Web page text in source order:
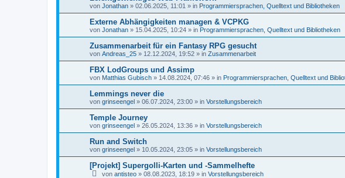
e
von Jonathan » 02.06.2025, 11:01 » in Programmiersprachen, Quelltext und Bibliotheken
Externe Abhängigkeiten managen & VCPKG
von Jonathan » 15.04.2025, 10:24 » in Programmiersprachen, Quelltext und Bibliotheken
Zusammenarbeit für ein Fantasy RPG gesucht
von Andreas_25 » 12.12.2024, 19:52 » in Zusammenarbeit
FBX LodGroups und Assimp
von Matthias Gubisch » 14.08.2024, 07:46 » in Programmiersprachen, Quelltext und
Lemmings never die
von grinseengel » 06.07.2024, 23:00 » in Vorstellungsbereich
Temple Journey
von grinseengel » 26.05.2024, 13:36 » in Vorstellungsbereich
Run and Switch
von grinseengel » 10.05.2024, 23:05 » in Vorstellungsbereich
[Projekt] Supergolli-Karten und -Sammelhefte
von antisteo » 08.08.2023, 18:19 » in Vorstellungsbereich